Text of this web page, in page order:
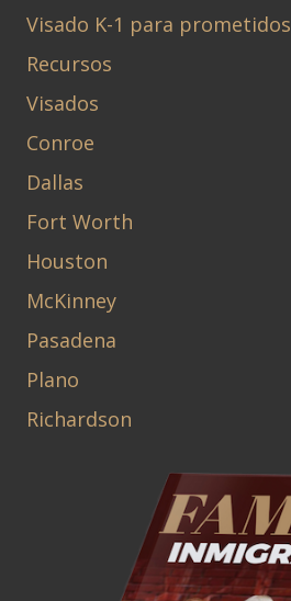
Visado K-1 para prometidos
Recursos
Visados
Conroe
Dallas
Fort Worth
Houston
McKinney
Pasadena
Plano
Richardson